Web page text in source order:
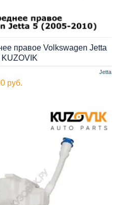
Jetta
правое Volkswagen Jetta
руб.